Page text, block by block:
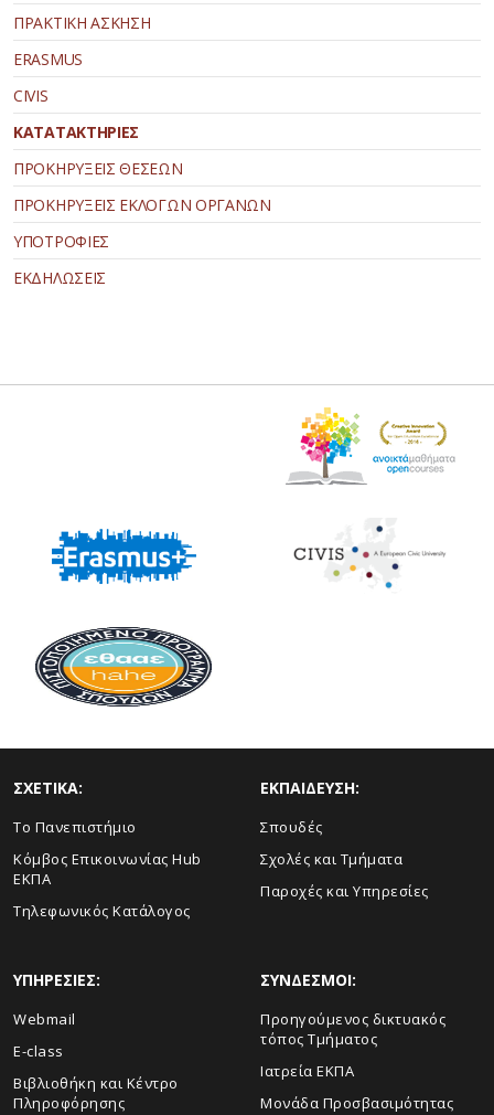
ΠΡΑΚΤΙΚΗ ΑΣΚΗΣΗ
ERASMUS
CIVIS
ΚΑΤΑΤΑΚΤΗΡΙΕΣ
ΠΡΟΚΗΡΥΞΕΙΣ ΘΕΣΕΩΝ
ΠΡΟΚΗΡΥΞΕΙΣ ΕΚΛΟΓΩΝ ΟΡΓΑΝΩΝ
ΥΠΟΤΡΟΦΙΕΣ
ΕΚΔΗΛΩΣΕΙΣ
ΣΧΕΤΙΚΑ:
Το Πανεπιστήμιο
Κόμβος Επικοινωνίας Hub
ΕΚΠΑ
Τηλεφωνικός Κατάλογος
ΕΚΠΑΙΔΕΥΣΗ:
Σπουδές
Σχολές και Τμήματα
Παροχές και Υπηρεσίες
ΥΠΗΡΕΣΙΕΣ:
Webmail
E-class
Βιβλιοθήκη και Κέντρο
Πληροφόρησης
ΣΥΝΔΕΣΜΟΙ:
Προηγούμενος δικτυακός
τόπος Τμήματος
Ιατρεία ΕΚΠΑ
Μονάδα Προσβασιμότητας